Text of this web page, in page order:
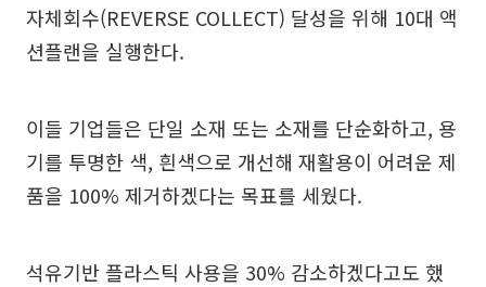
자체회수(REVERSE COLLECT) 달성을 위해 10대 액
션플랜을 실행한다.
이들 기업들은 단일 소재 또는 소재를 단순화하고, 용
기를 투명한 색, 흰색으로 개선해 재활용이 어려운 제
품을 100% 제거하겠다는 목표를 세웠다.
석유기반 플라스틱 사용을 30% 감소하겠다고도 했